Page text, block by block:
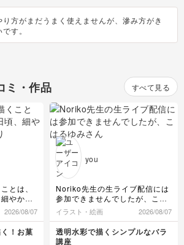
方がまだうまく使えませんが、滲み方がき
す。
ミ・作品 すべて見る
とは、
やかな
見ること
づきま
分があ
2026/08/07
！お菓
you
Noriko先生の生ライブ配信には
参加できませんでしたが、こは
るゆみさんのメモで、【夏休み
特別企画のシロクマの描き】と
のことでしたので、涼しさを感
じながらのシロクマさんでした
イラスト・絵画 2026/08/07
透明水彩で描くシンプルなバラ
講座